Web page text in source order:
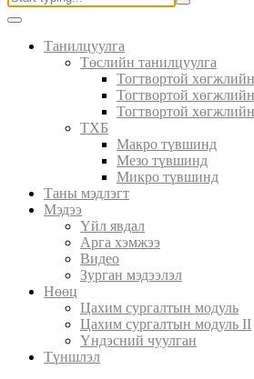
Танилцуулга
Төслийн танилцуулга
Тогтвортой
Тогтвортой
Тогтвортой
ТХБ
Макро түвшинд
Мезо түвшинд
Микро түвшинд
Таны мэдлэгт
Мэдээ
Үйл явдал
Арга хэмжээ
Видео
Зурган мэдээлэл
Нөөц
Цахим сургалтын модуль
Цахим сургалтын модуль II
Үндэсний чуулган
Түншлэл